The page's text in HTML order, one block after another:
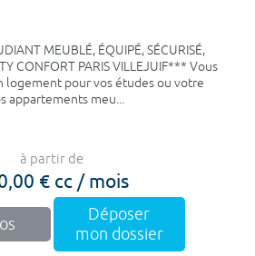
MEUBLÉ, ÉQUIPÉ, SÉCURISÉ,
CONFORT PARIS VILLEJUIF*** Vous
logement pour vos études ou votre
appartements meu...
à partir de
€ cc / mois
Déposer
mon dossier